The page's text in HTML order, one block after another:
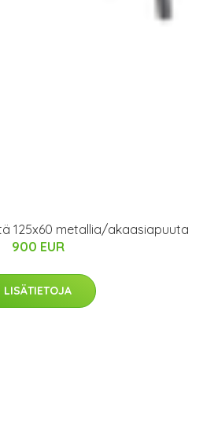
125x60 metallia/akaasiapuuta
900 EUR
LISÄTIETOJA